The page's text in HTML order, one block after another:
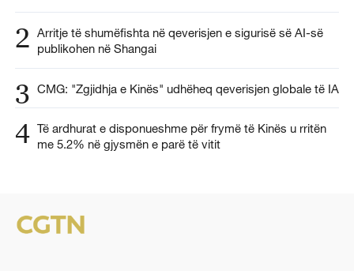
2 Arritje të shumëfishta në qeverisjen e sigurisë së AI-së
publikohen në Shangai
3 CMG: "Zgjidhja e Kinës" udhëheq qeverisjen globale të IA
4 Të ardhurat e disponueshme për frymë të Kinës u rritën
me 5.2% në gjysmën e parë të vitit